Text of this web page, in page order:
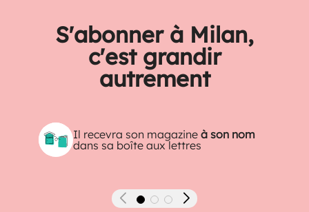
S'abonner à Milan,
c'est grandir
autrement
Il recevra son magazineà son nom
dans sa boîte aux lettres
Précédent Suivant